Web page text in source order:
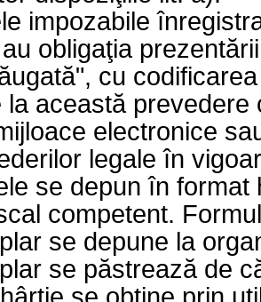
impozabile
obligaţia
cu
la această
electronice
legale în
se depun în
competent.
se depune la
se păstrează de
se obţine prin